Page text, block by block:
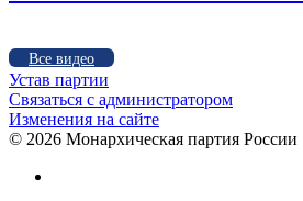
Все видео
Устав партии
Связаться с администратором
Изменения на сайте
© 2026 Монархическая партия России